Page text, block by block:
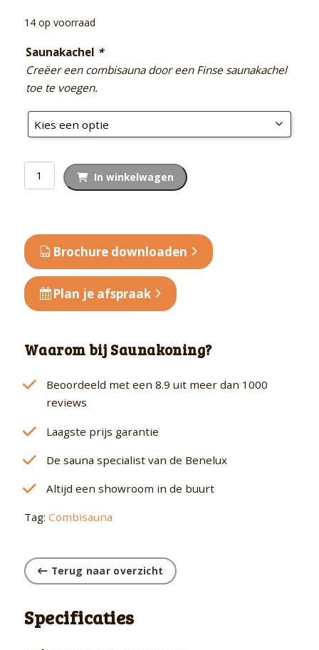
14 op voorraad
Saunakachel *
Creëer een combisauna door een Finse saunakachel
toe te voegen.
Enjoy
Life
In winkelwagen
Brochure downloaden
Plan je afspraak
Waarom bij Saunakoning?
Beoordeeld met een 8.9 uit meer dan 1000
reviews
Laagste prijs garantie
De sauna specialist van de Benelux
Altijd een showroom in de buurt
Tag: Combisauna
Terug naar overzicht
Specificaties